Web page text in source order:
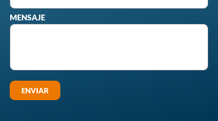
MENSAJE
ENVIAR